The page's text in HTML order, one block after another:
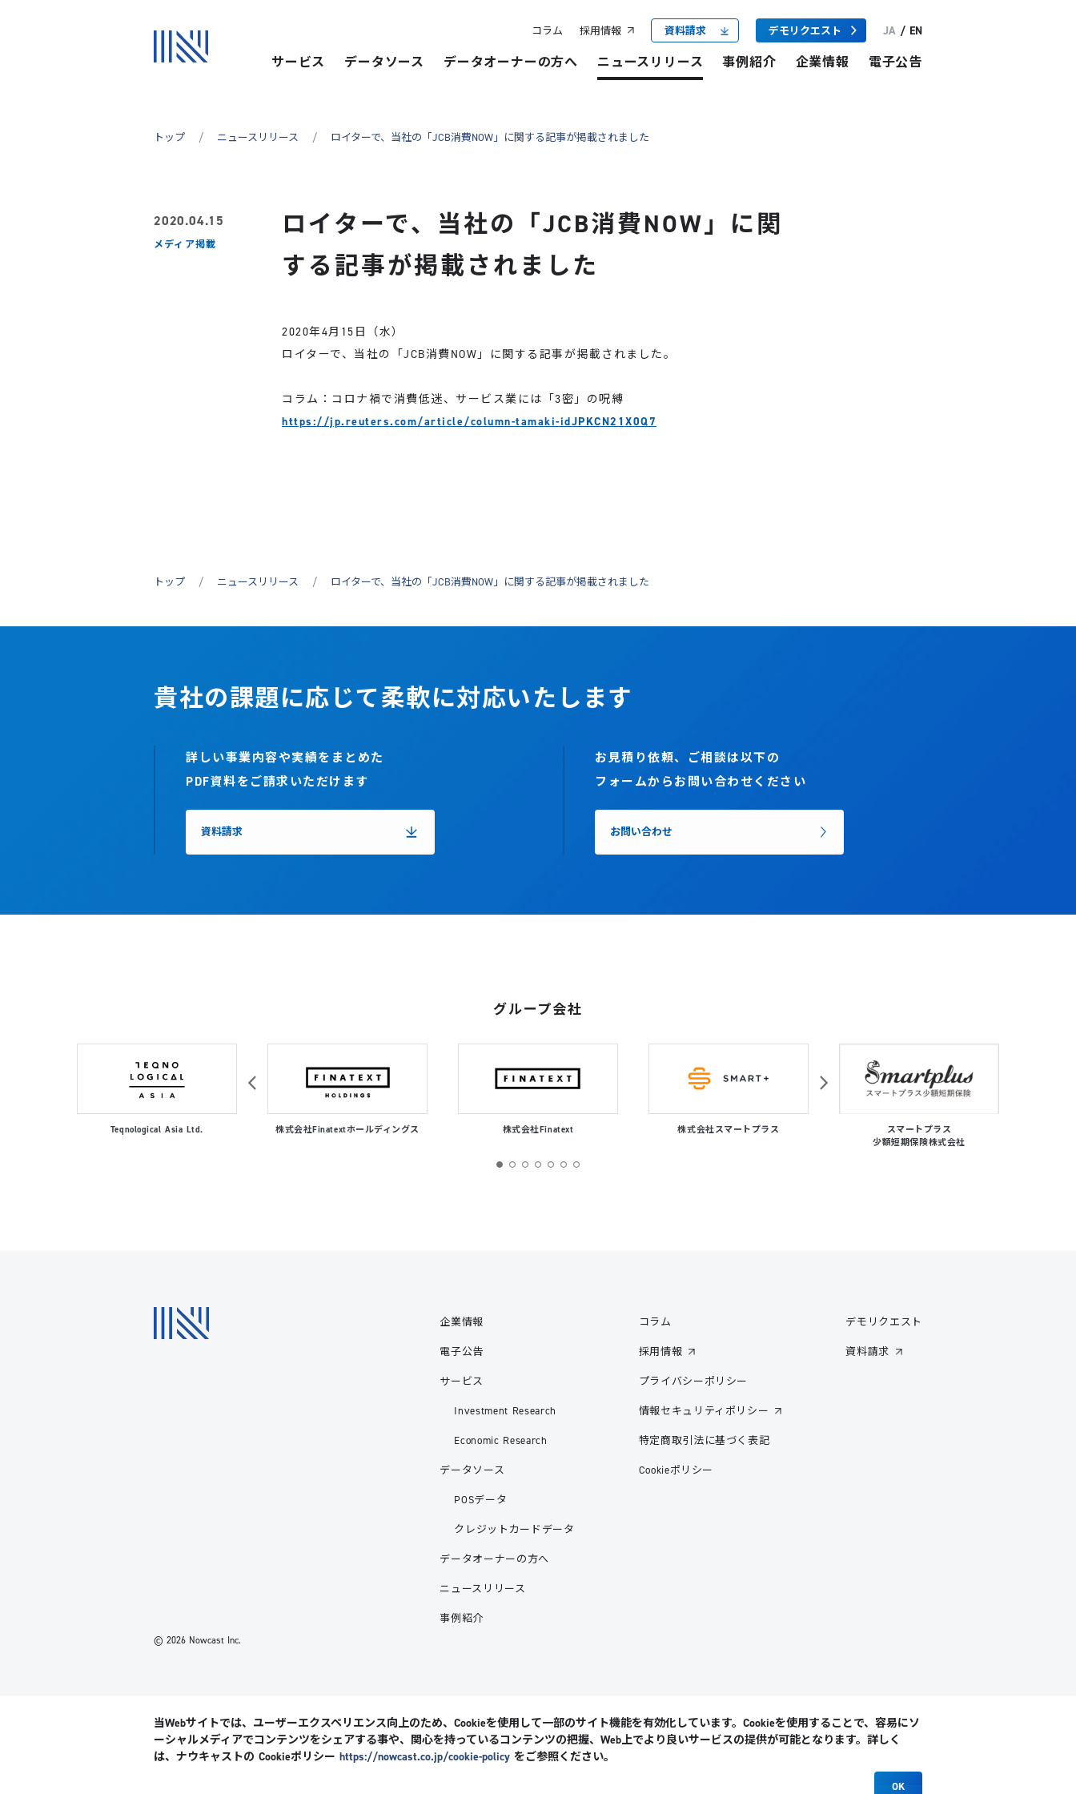
コラム 採用情報 資料請求 デモリクエスト JA / EN
サービス データソース データオーナーの方へ ニュースリリース 事例紹介 企業情報 電子公告
トップ ニュースリリース ロイターで、当社の「JCB消費NOW」に関する記事が掲載されました
2020.04.15
メディア掲載
ロイターで、当社の「JCB消費NOW」に関
する記事が掲載されました
2020年4月15日（水）
ロイターで、当社の「JCB消費NOW」に関する記事が掲載されました。
コラム：コロナ禍で消費低迷、サービス業には「3密」の呪縛
https://jp.reuters.com/article/column-tamaki-idJPKCN21X0Q7
トップ ニュースリリース ロイターで、当社の「JCB消費NOW」に関する記事が掲載されました
貴社の課題に応じて柔軟に対応いたします
詳しい事業内容や実績をまとめた
PDF資料をご請求いただけます
資料請求
お見積り依頼、ご相談は以下の
フォームからお問い合わせください
お問い合わせ
グループ会社
Teqnological Asia Ltd. 株式会社Finatextホールディングス 株式会社Finatext 株式会社スマートプラス
スマートプラス
少額短期保険株式会社
企業情報
電子公告
サービス
Investment Research
Economic Research
データソース
POSデータ
クレジットカードデータ
データオーナーの方へ
ニュースリリース
事例紹介
コラム
採用情報
プライバシーポリシー
情報セキュリティポリシー
特定商取引法に基づく表記
Cookieポリシー
デモリクエスト
資料請求
© 2026 Nowcast Inc.
当Webサイトでは、ユーザーエクスペリエンス向上のため、Cookieを使用して一部のサイト機能を有効化しています。Cookieを使用することで、容易にソ
ーシャルメディアでコンテンツをシェアする事や、関心を持っているコンテンツの把握、Web上でより良いサービスの提供が可能となります。詳しく
は、ナウキャストの Cookieポリシー https://nowcast.co.jp/cookie-policy をご参照ください。
OK